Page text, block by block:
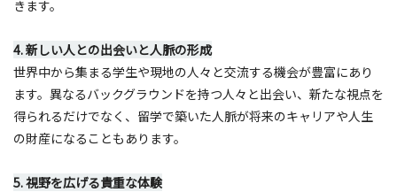
きます。
4. 新しい人との出会いと人脈の形成
世界中から集まる学生や現地の人々と交流する機会が豊富にあり
ます。異なるバックグラウンドを持つ人々と出会い、新たな視点を
得られるだけでなく、留学で築いた人脈が将来のキャリアや人生
の財産になることもあります。
5. 視野を広げる貴重な体験